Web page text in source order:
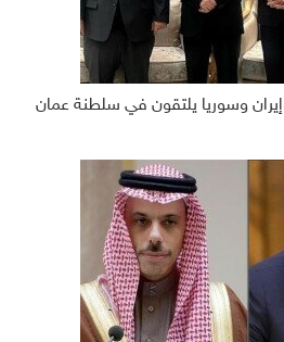
وسوريا يلتقون في سلطنة عمان